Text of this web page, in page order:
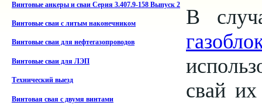
Винтовые анкеры и сваи Серия 3.407.9-158 Выпуск 2
Винтовые сваи с литым наконечником
Винтовые сваи для нефтегазопроводов
Винтовые сваи для ЛЭП
Технический выезд
Винтовая свая с двумя винтами
В
свай